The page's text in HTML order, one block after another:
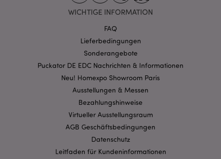
WICHTIGE INFORMATION
FAQ
Lieferbedingungen
Sonderangebote
Puckator DE EDC Nachrichten & Informationen
Neu! Homexpo Showroom Paris
Ausstellungen & Messen
Bezahlungshinweise
Virtueller Ausstellungsraum
AGB Geschäftsbedingungen
Datenschutz
Leitfaden für Kundeninformationen
Ausrichten
Funktions
Streng-notwendige-Cookies ermöglichen
Kernfunktionen der Website wie die
Benutzeranmeldung und die Kontoverwaltung.
Ohne unbedingt notwendige cookies kann die
Website nicht richtig genutzt werden.
Name
Provider
CookieScriptConsent